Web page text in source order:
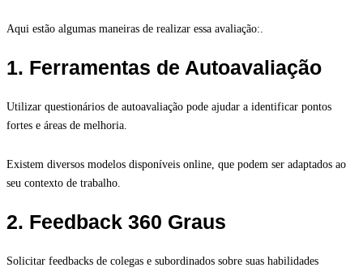
Aqui estão algumas maneiras de realizar essa avaliação:.
1. Ferramentas de Autoavaliação
Utilizar questionários de autoavaliação pode ajudar a identificar pontos
fortes e áreas de melhoria.
Existem diversos modelos disponíveis online, que podem ser adaptados ao
seu contexto de trabalho.
2. Feedback 360 Graus
Solicitar feedbacks de colegas e subordinados sobre suas habilidades